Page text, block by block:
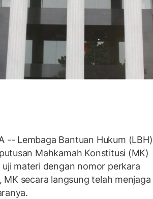
-- Lembaga Bantuan Hukum (LBH)
Mahkamah Konstitusi (MK)
materi dengan nomor perkara
MK secara langsung telah menjaga